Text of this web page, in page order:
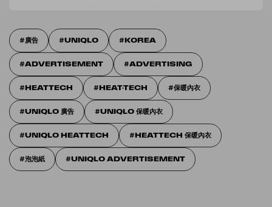
廣告 UNIQLO KOREA
ADVERTISEMENT ADVERTISING
HEATTECH HEAT-TECH 保暖內衣
UNIQLO 廣告 UNIQLO 保暖內衣
UNIQLO HEATTECH HEATTECH 保暖內衣
泡泡紙 UNIQLO ADVERTISEMENT